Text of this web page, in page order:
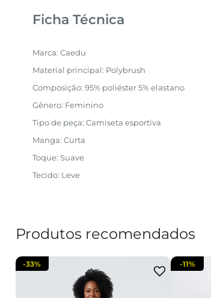
Ficha Técnica
Marca: Caedu
Material principal: Polybrush
Composição: 95% poliéster 5% elastano
Gênero: Feminino
Tipo de peça: Camiseta esportiva
Manga: Curta
Toque: Suave
Tecido: Leve
Produtos recomendados
-33% -11%